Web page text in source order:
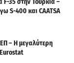
F-35 στην Τουρκία –
S-400 και CAATSA
– Η μεγαλύτερη